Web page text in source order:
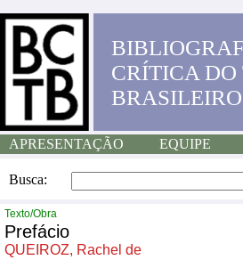
CRÍTICA DO
BRASILEIRO
APRESENTAÇÃO EQUIPE
Busca:
Texto/Obra
Prefácio
QUEIROZ, Rachel de